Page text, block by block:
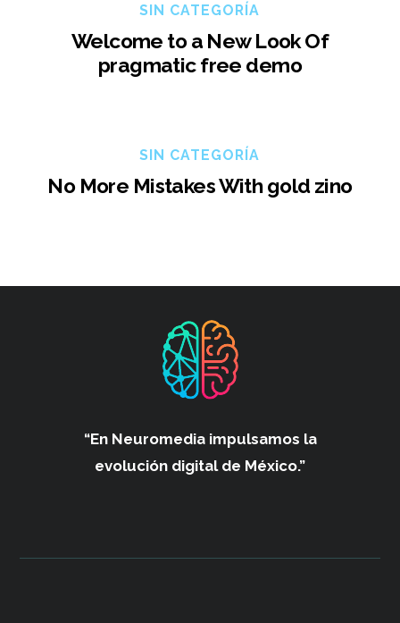
SIN CATEGORÍA
Welcome to a New Look Of
pragmatic free demo
SIN CATEGORÍA
No More Mistakes With gold zino
“En Neuromedia impulsamos la
evolución digital de México.”